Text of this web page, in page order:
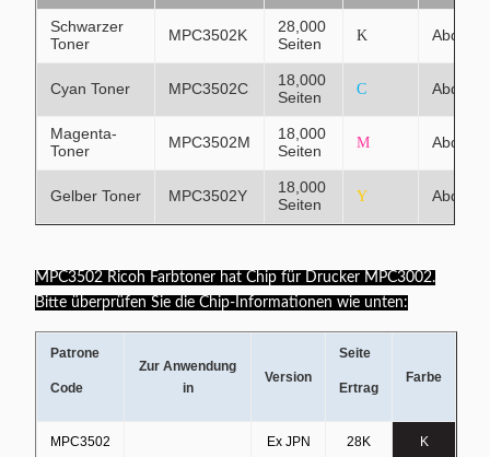
Schwarzer
Toner
MPC3502K
28,000
Seiten
K
Cyan Toner MPC3502C
18,000
Seiten
C
Magenta-
Toner
MPC3502M
18,000
Seiten
M
Gelber Toner MPC3502Y
18,000
Seiten
Y
MPC3502 Ricoh Farbtoner hat Chip für Drucker MPC3002.
Bitte überprüfen Sie die Chip-Informationen wie unten:
Patrone
Code
Zur Anwendung
in
Version
Seite
Ertrag
Farbe
MPC3502 Ex JPN 28K K